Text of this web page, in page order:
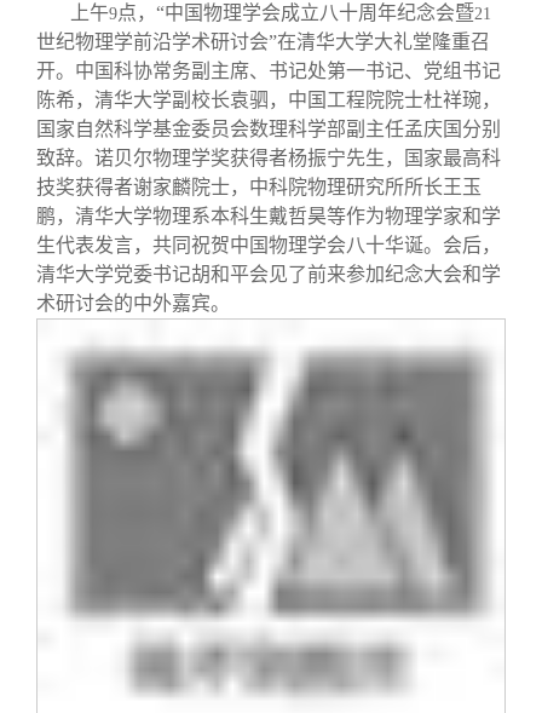
制度法规
联系我们
上午9点，“中国物理学会成立八十周年纪念会暨21
世纪物理学前沿学术研讨会”在清华大学大礼堂隆重召
开。中国科协常务副主席、书记处第一书记、党组书记
陈希，清华大学副校长袁驷，中国工程院院士杜祥琬，
国家自然科学基金委员会数理科学部副主任孟庆国分别
致辞。诺贝尔物理学奖获得者杨振宁先生，国家最高科
技奖获得者谢家麟院士，中科院物理研究所所长王玉
鹏，清华大学物理系本科生戴哲昊等作为物理学家和学
生代表发言，共同祝贺中国物理学会八十华诞。会后，
清华大学党委书记胡和平会见了前来参加纪念大会和学
术研讨会的中外嘉宾。